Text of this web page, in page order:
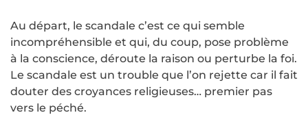
Au départ, le scandale c’est ce qui semble
incompréhensible et qui, du coup, pose problème
à la conscience, déroute la raison ou perturbe la foi.
Le scandale est un trouble que l’on rejette car il fait
douter des croyances religieuses… premier pas
vers le péché.